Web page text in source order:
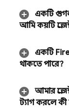
একটি
আমি কয়টি
একটি
থাকতে পারে?
আমার
ট্যাগ করলে কী